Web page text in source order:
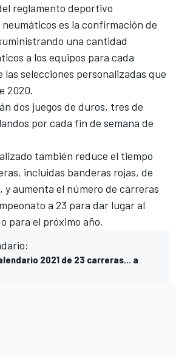
reglamento deportivo
es la confirmación de
una cantidad
a los equipos para cada
selecciones personalizadas que
2020.
dos juegos de duros, tres de
por cada fin de semana de
también reduce el tiempo
incluidas banderas rojas, de
aumenta el número de carreras
a 23 para dar lugar al
para el próximo año.
2021 de 23 carreras... a